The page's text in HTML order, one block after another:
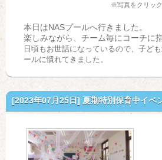
※写真をクリック
本日はNASプールへ行きました。
楽しみながら、チーム毎にコーチに
日頃もお世話になっているので、子ど
ールに慣れてきました。
[2023年07月25日] 夏期特別保育中イベ